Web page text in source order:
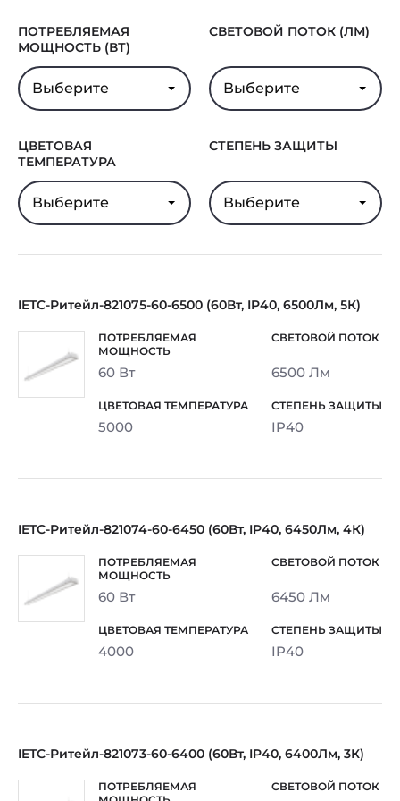
ПОТРЕБЛЯЕМАЯ
МОЩНОСТЬ (ВТ)
Выберите
СВЕТОВОЙ ПОТОК (ЛМ)
Выберите
ЦВЕТОВАЯ
ТЕМПЕРАТУРА
Выберите
СТЕПЕНЬ ЗАЩИТЫ
Выберите
IETC-Ритейл-821075-60-6500 (60Вт, IP40, 6500Лм, 5К)
60 Вт 6500 Лм
5000 IP40
IETC-Ритейл-821074-60-6450 (60Вт, IP40, 6450Лм, 4К)
60 Вт 6450 Лм
4000 IP40
IETC-Ритейл-821073-60-6400 (60Вт, IP40, 6400Лм, 3К)